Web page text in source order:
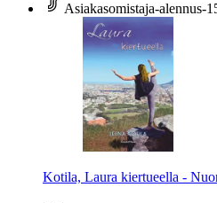
Asiakasomistaja-alennus-
Kotila, Laura kiertueella -